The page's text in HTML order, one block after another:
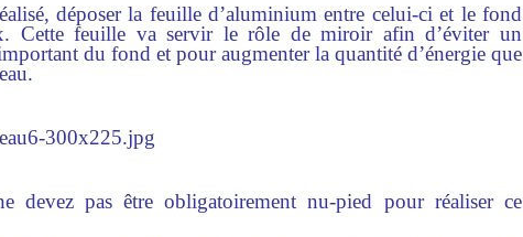
déposer la feuille d’aluminium entre celui-ci et le fond
Cette feuille va servir le rôle de miroir afin d’éviter un
du fond et pour augmenter la quantité d’énergie que
devez pas être obligatoirement nu-pied pour réaliser ce